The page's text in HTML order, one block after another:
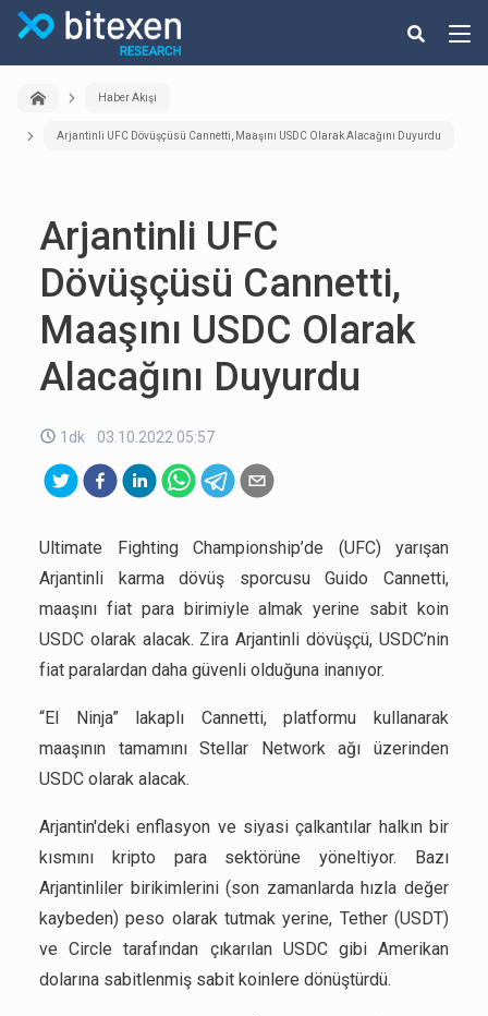
Haber Akışı
Arjantinli UFC Dövüşçüsü Cannetti, Maaşını USDC Olarak Alacağını Duyurdu
Arjantinli UFC
Dövüşçüsü Cannetti,
Maaşını USDC Olarak
Alacağını Duyurdu
1dk 03.10.2022 05:57
Ultimate Fighting Championship’de (UFC) yarışan
Arjantinli karma dövüş sporcusu Guido Cannetti,
maaşını fiat para birimiyle almak yerine sabit koin
USDC olarak alacak. Zira Arjantinli dövüşçü, USDC’nin
fiat paralardan daha güvenli olduğuna inanıyor.
“El Ninja” lakaplı Cannetti, platformu kullanarak
maaşının tamamını Stellar Network ağı üzerinden
USDC olarak alacak.
Arjantin'deki enflasyon ve siyasi çalkantılar halkın bir
kısmını kripto para sektörüne yöneltiyor. Bazı
Arjantinliler birikimlerini (son zamanlarda hızla değer
kaybeden) peso olarak tutmak yerine, Tether (USDT)
ve Circle tarafından çıkarılan USDC gibi Amerikan
dolarına sabitlenmiş sabit koinlere dönüştürdü.